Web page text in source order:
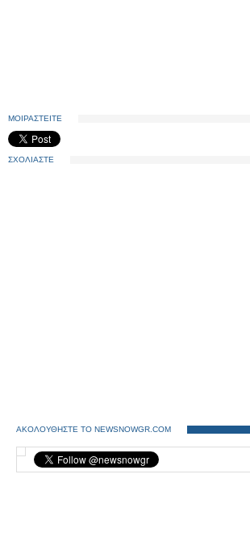
ΜΟΙΡΑΣΤΕΙΤΕ
ΣΧΟΛΙΑΣΤΕ
ΑΚΟΛΟΥΘΗΣΤΕ ΤΟ NEWSNOWGR.COM